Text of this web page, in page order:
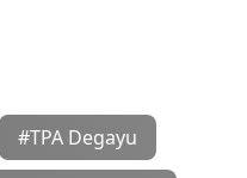
#TPA Degayu